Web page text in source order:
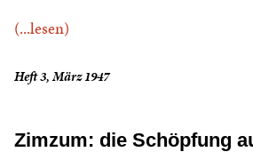
(...lesen)
Heft 3, März 1947
Zimzum: die Schöpfung